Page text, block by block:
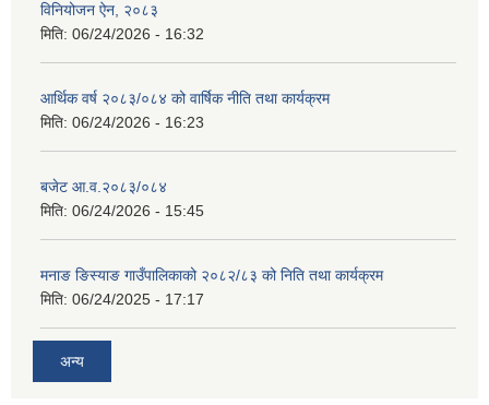
विनियोजन ऐन, २०८३
मिति: 06/24/2026 - 16:32
आर्थिक वर्ष २०८३/०८४ को वार्षिक नीति तथा कार्यक्रम
मिति: 06/24/2026 - 16:23
बजेट आ.व.२०८३/०८४
मिति: 06/24/2026 - 15:45
मनाङ ङिस्याङ गाउँपालिकाको २०८२/८३ को निति तथा कार्यक्रम
मिति: 06/24/2025 - 17:17
अन्य